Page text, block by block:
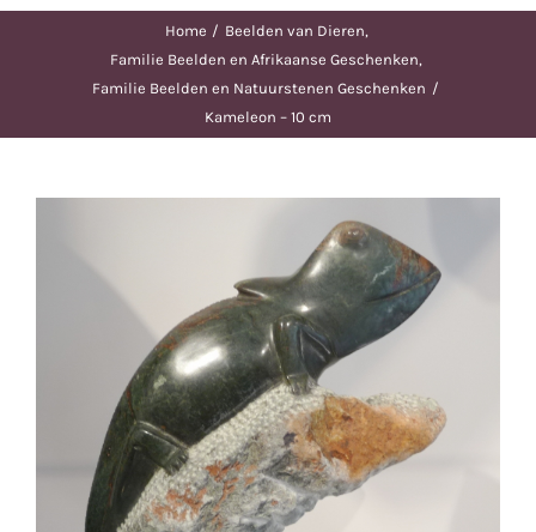
Home
Beelden van Dieren
Familie Beelden en Afrikaanse Geschenken
Familie Beelden en Natuurstenen Geschenken
Kameleon – 10 cm